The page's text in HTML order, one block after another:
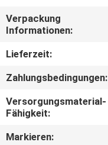
SIE
MIT
Verpackung
Informationen:
Lieferzeit:
Zahlungsbedingungen:
Versorgungsmaterial-
Fähigkeit:
Markieren: